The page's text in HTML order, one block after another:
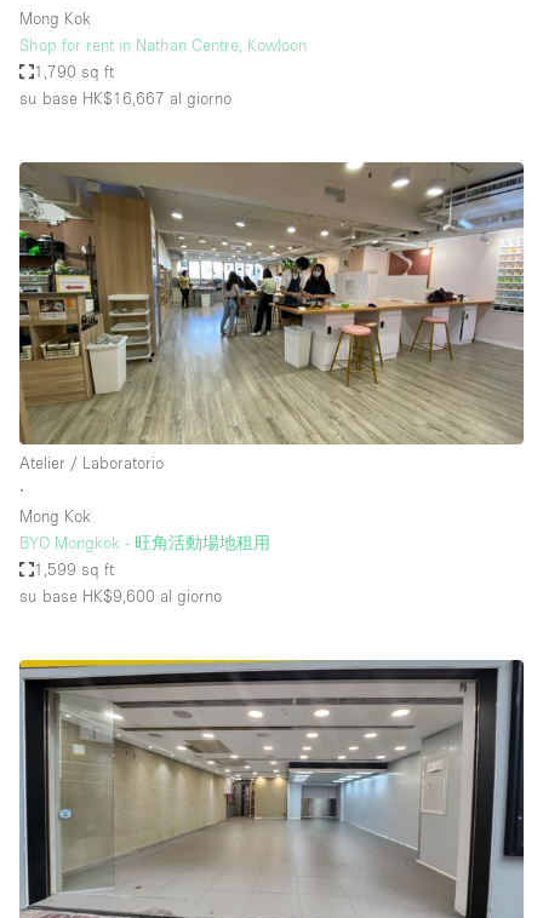
Mong Kok
Shop for rent in Nathan Centre, Kowloon
1,790 sq ft
su base HK$16,667 al giorno
Atelier / Laboratorio
∙
Mong Kok
BYO Mongkok - 旺角活動場地租用
1,599 sq ft
su base HK$9,600 al giorno